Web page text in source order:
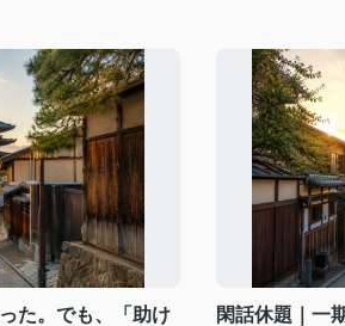
た。でも、「助け
閑話休題｜一